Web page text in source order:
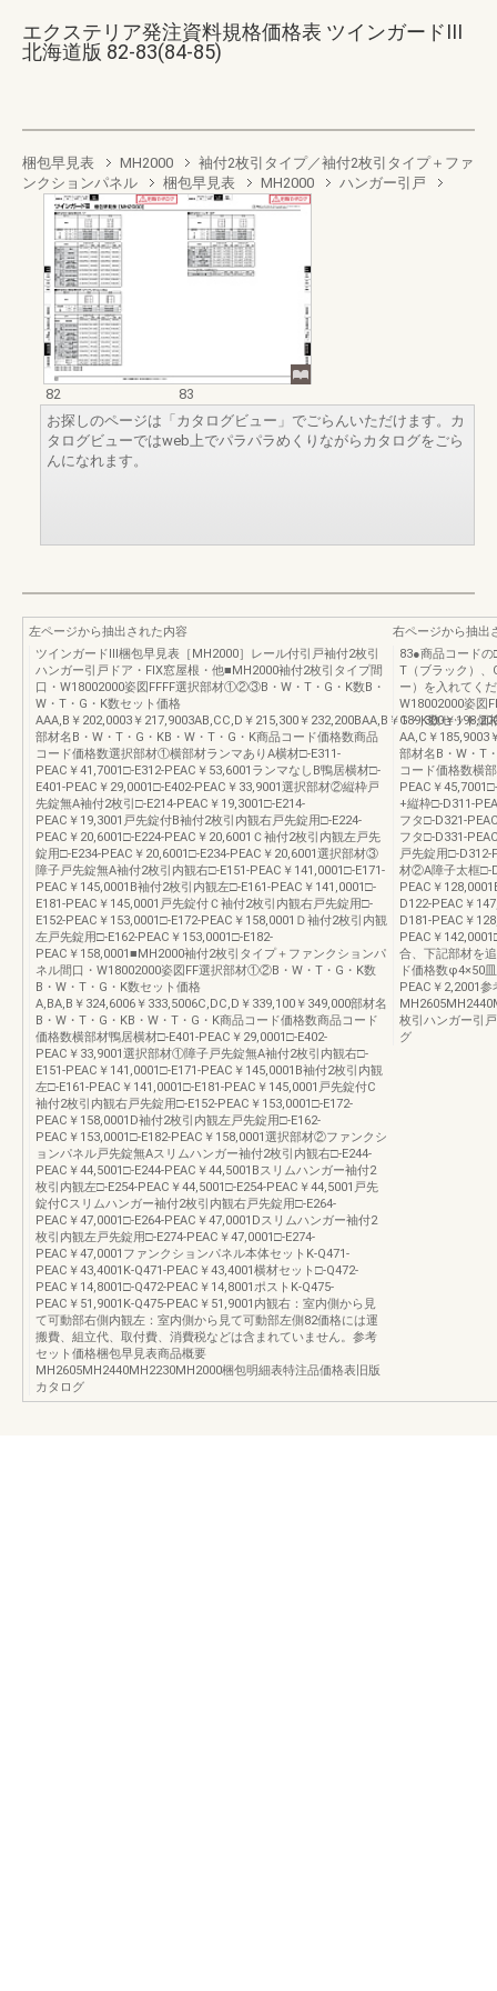
エクステリア発注資料規格価格表 ツインガードIII
北海道版 82-83(84-85)
梱包早見表 MH2000
袖付2枚引タイプ／袖付2枚引タイプ＋ファ
ンクションパネル
梱包早見表 MH2000 ハンガー引戸
82
83
お探しのページは「カタログビュー」でごらんいただけます。カ
タログビューではweb上でパラパラめくりながらカタログをごら
んになれます。
左ページから抽出された内容
ツインガードⅢ梱包早見表［MH2000］レール付引戸袖付2枚引
ハンガー引戸ドア・FIX窓屋根・他■MH2000袖付2枚引タイプ間
口・W18002000姿図FFFF選択部材①②③B・W・T・G・K数B・
W・T・G・K数セット価格
AAA,B￥202,0003￥217,9003AB,CC,D￥215,300￥232,200BAA,B￥189,300￥
部材名B・W・T・G・KB・W・T・G・K商品コード価格数商品
コード価格数選択部材①横部材ランマありA横材□-E311-
PEAC￥41,7001□-E312-PEAC￥53,6001ランマなしB鴨居横材□-
E401-PEAC￥29,0001□-E402-PEAC￥33,9001選択部材②縦枠戸
先錠無A袖付2枚引□-E214-PEAC￥19,3001□-E214-
PEAC￥19,3001戸先錠付B袖付2枚引内観右戸先錠用□-E224-
PEAC￥20,6001□-E224-PEAC￥20,6001Ｃ袖付2枚引内観左戸先
錠用□-E234-PEAC￥20,6001□-E234-PEAC￥20,6001選択部材③
障子戸先錠無A袖付2枚引内観右□-E151-PEAC￥141,0001□-E171-
PEAC￥145,0001B袖付2枚引内観左□-E161-PEAC￥141,0001□-
E181-PEAC￥145,0001戸先錠付Ｃ袖付2枚引内観右戸先錠用□-
E152-PEAC￥153,0001□-E172-PEAC￥158,0001Ｄ袖付2枚引内観
左戸先錠用□-E162-PEAC￥153,0001□-E182-
PEAC￥158,0001■MH2000袖付2枚引タイプ＋ファンクションパ
ネル間口・W18002000姿図FF選択部材①②B・W・T・G・K数
B・W・T・G・K数セット価格
A,BA,B￥324,6006￥333,5006C,DC,D￥339,100￥349,000部材名
B・W・T・G・KB・W・T・G・K商品コード価格数商品コード
価格数横部材鴨居横材□-E401-PEAC￥29,0001□-E402-
PEAC￥33,9001選択部材①障子戸先錠無A袖付2枚引内観右□-
E151-PEAC￥141,0001□-E171-PEAC￥145,0001B袖付2枚引内観
左□-E161-PEAC￥141,0001□-E181-PEAC￥145,0001戸先錠付C
袖付2枚引内観右戸先錠用□-E152-PEAC￥153,0001□-E172-
PEAC￥158,0001D袖付2枚引内観左戸先錠用□-E162-
PEAC￥153,0001□-E182-PEAC￥158,0001選択部材②ファンクシ
ョンパネル戸先錠無Aスリムハンガー袖付2枚引内観右□-E244-
PEAC￥44,5001□-E244-PEAC￥44,5001Bスリムハンガー袖付2
枚引内観左□-E254-PEAC￥44,5001□-E254-PEAC￥44,5001戸先
錠付Cスリムハンガー袖付2枚引内観右戸先錠用□-E264-
PEAC￥47,0001□-E264-PEAC￥47,0001Dスリムハンガー袖付2
枚引内観左戸先錠用□-E274-PEAC￥47,0001□-E274-
PEAC￥47,0001ファンクションパネル本体セットK-Q471-
PEAC￥43,4001K-Q471-PEAC￥43,4001横材セット□-Q472-
PEAC￥14,8001□-Q472-PEAC￥14,8001ポストK-Q475-
PEAC￥51,9001K-Q475-PEAC￥51,9001内観右：室内側から見
て可動部右側内観左：室内側から見て可動部左側82価格には運
搬費、組立代、取付費、消費税などは含まれていません。参考
セット価格梱包早見表商品概要
MH2605MH2440MH2230MH2000梱包明細表特注品価格表旧版
カタログ
右ページから抽出
83●商品コード
T（ブラック）、
ー）を入れてく
W18002000姿図
G・K数セット価
AA,C￥185,9003
部材名B・W・T
コード価格数横
PEAC￥
+縦枠□-D311-
フタ□-D321-
フタ□-D331-
戸先錠用□-D312-
材②A障子太框□-
PEAC￥
D122-PEAC￥
D181-PEAC￥
PEAC￥
合、下記部材を
ド価格数φ4×50
PEAC￥2,2001
枚引ハンガー引
グ